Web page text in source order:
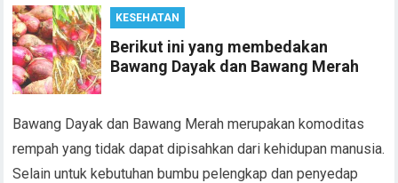
KESEHATAN
Berikut ini yang membedakan
Bawang Dayak dan Bawang Merah
Bawang Dayak dan Bawang Merah merupakan komoditas
rempah yang tidak dapat dipisahkan dari kehidupan manusia.
Selain untuk kebutuhan bumbu pelengkap dan penyedap